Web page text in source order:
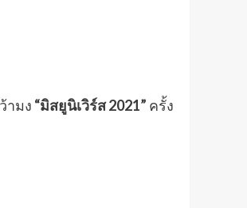
ามง “มิสยูนิเวิร์ส 2021” ครั้ง